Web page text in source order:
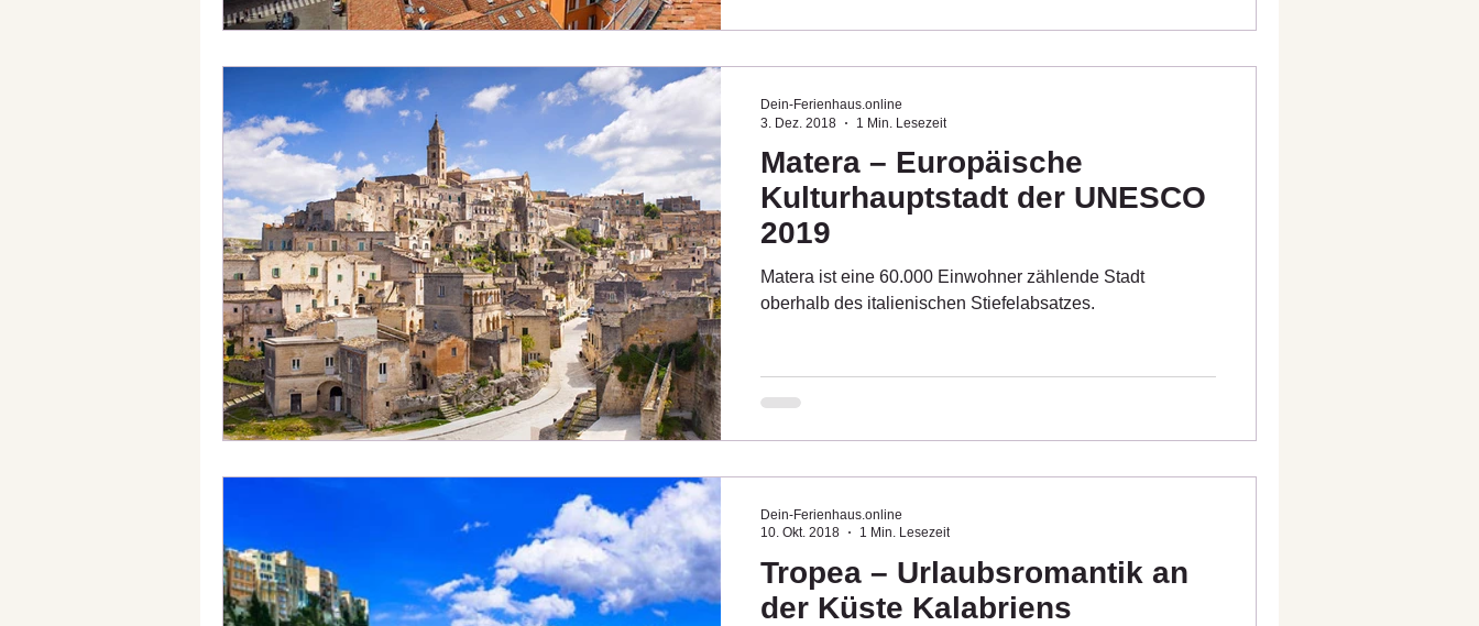
Matera – Europäische
Kulturhauptstadt der UNESCO
2019
Matera ist eine 60.000 Einwohner zählende Stadt
oberhalb des italienischen Stiefelabsatzes.
Dein-Ferienhaus.online
3. Dez. 2018
1 Min. Lesezeit
Tropea – Urlaubsromantik an
der Küste Kalabriens
Dein-Ferienhaus.online
10. Okt. 2018
1 Min. Lesezeit